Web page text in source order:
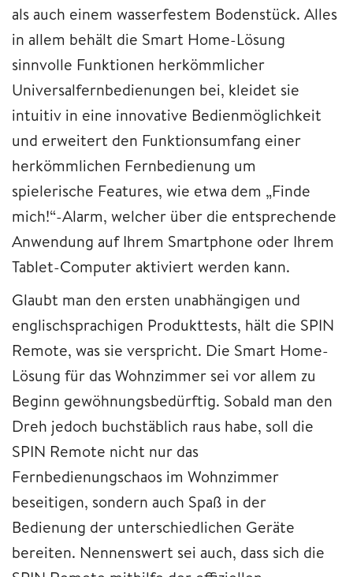
als auch einem wasserfestem Bodenstück. Alles
in allem behält die Smart Home-Lösung
sinnvolle Funktionen herkömmlicher
Universalfernbedienungen bei, kleidet sie
intuitiv in eine innovative Bedienmöglichkeit
und erweitert den Funktionsumfang einer
herkömmlichen Fernbedienung um
spielerische Features, wie etwa dem „Finde
mich!“-Alarm, welcher über die entsprechende
Anwendung auf Ihrem Smartphone oder Ihrem
Tablet-Computer aktiviert werden kann.
Glaubt man den ersten unabhängigen und
englischsprachigen Produkttests, hält die SPIN
Remote, was sie verspricht. Die Smart Home-
Lösung für das Wohnzimmer sei vor allem zu
Beginn gewöhnungsbedürftig. Sobald man den
Dreh jedoch buchstäblich raus habe, soll die
SPIN Remote nicht nur das
Fernbedienungschaos im Wohnzimmer
beseitigen, sondern auch Spaß in der
Bedienung der unterschiedlichen Geräte
bereiten. Nennenswert sei auch, dass sich die